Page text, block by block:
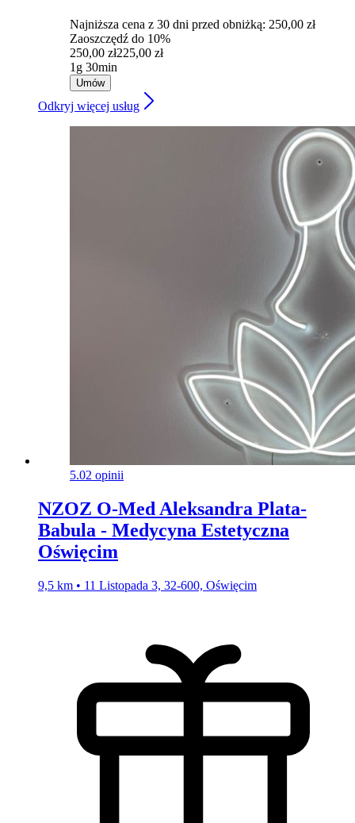
Najniższa cena z 30 dni przed obniżką: 250,00 zł
Zaoszczędź do 10%
250,00 zł225,00 zł
1g 30min
Umów
Odkryj więcej usług
5.02 opinii
NZOZ O-Med Aleksandra Plata-
Babula - Medycyna Estetyczna
Oświęcim
9,5 km • 11 Listopada 3, 32-600, Oświęcim